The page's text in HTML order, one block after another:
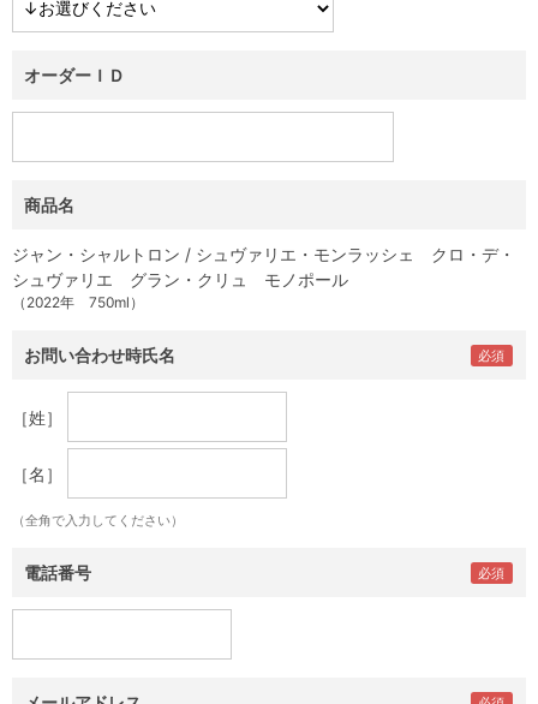
オーダーＩＤ
商品名
ジャン・シャルトロン / シュヴァリエ・モンラッシェ クロ・デ・
シュヴァリエ グラン・クリュ モノポール
（2022年 750ml）
お問い合わせ時氏名
［姓］
［名］
（全角で入力してください）
電話番号